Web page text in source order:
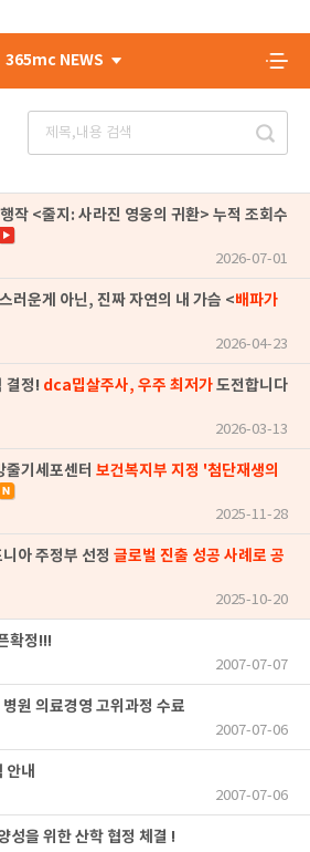
365mc NEWS
작 <줄지: 사라진 영웅의 귀환> 누적 조회수
2026-07-01
러운게 아닌, 진짜 자연의 내 가슴 <배파가
2026-04-23
결정! dca밉살주사, 우주 최저가도전합니다
2026-03-13
줄기세포센터 보건복지부 지정 '첨단재생의
2025-11-28
아 주정부 선정 글로벌 진출 성공 사례로 공
2025-10-20
확정!!!
2007-07-07
원 의료경영 고위과정 수료
2007-07-06
안내
2007-07-06
을 위한 산학 협정 체결 !